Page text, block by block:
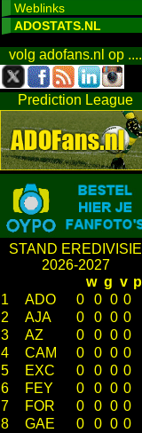
Weblinks
ADOSTATS.NL
volg adofans.nl op ....
Prediction League
STAND EREDIVISIE
2026-2027
w g v p
1
ADO 0 0 0 0
2
AJA 0 0 0 0
3
AZ 0 0 0 0
4
CAM 0 0 0 0
5
EXC 0 0 0 0
6
FEY 0 0 0 0
7
FOR 0 0 0 0
8
GAE 0 0 0 0